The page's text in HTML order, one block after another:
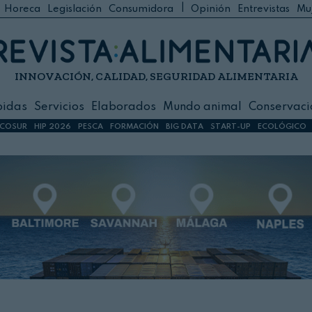
Horeca Legislación Consumidora Opinión Entrevistas
INNOVACIÓN, CALIDAD, SEGURIDAD ALIMENTARIA
Servicios Elaborados Mundo animal
Foodservice
primas
HIP 2026 PESCA FORMACIÓN BIG DATA START-UP ECOLÓGICO